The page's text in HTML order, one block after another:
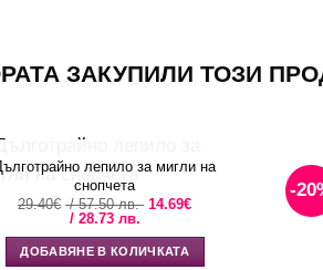
ЗАКУПИЛИ ТОЗИ
лепило за мигли на
снопчета
29.40€ / 57.50 лв. Original
29.40€
14.69€
/ 28.73 лв.
е:
14.69€
ДОБАВЯНЕ В КОЛИЧКАТА
-